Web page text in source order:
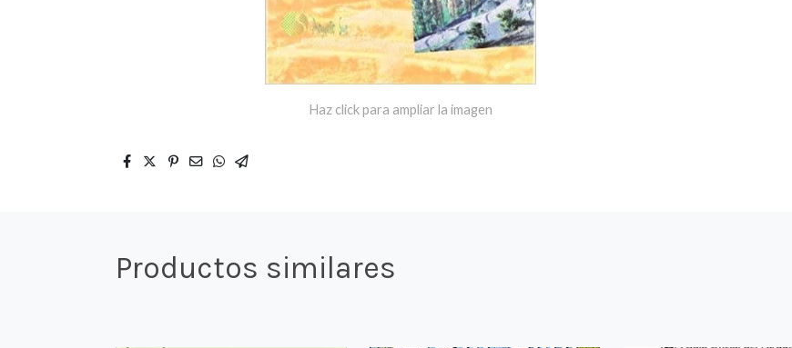
Haz click para ampliar la imagen
Productos similares